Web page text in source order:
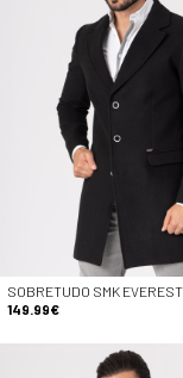
SOBRETUDO SMK
149.99€